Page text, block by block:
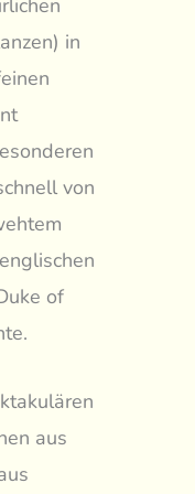
in
von
of
aus